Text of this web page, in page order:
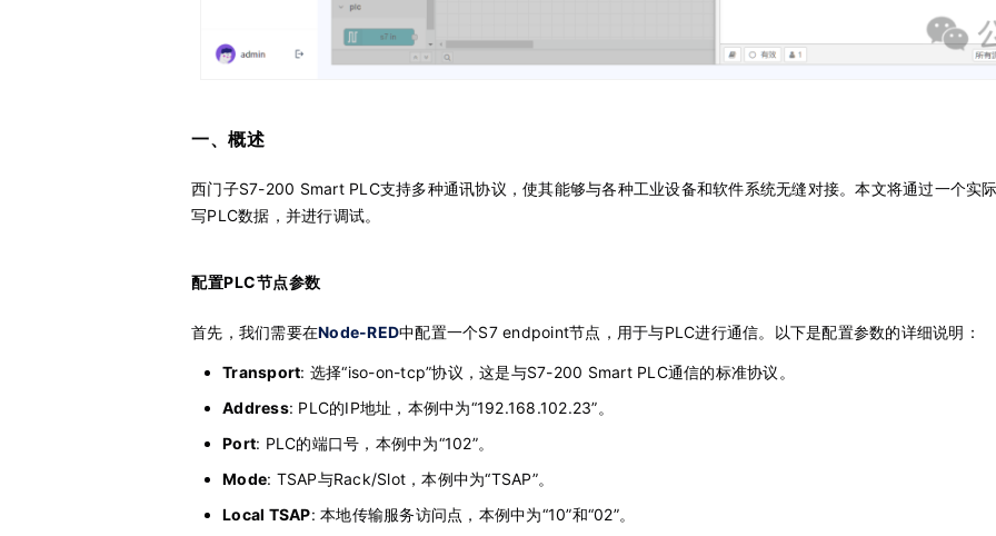
一、概述
西门子S7-200 Smart PLC支持多种通讯协议，使其能够与各种工业设备和软件系统无缝对接。本文将通过一个实
写PLC数据，并进行调试。
配置PLC节点参数
首先，我们需要在Node-RED中配置一个S7 endpoint节点，用于与PLC进行通信。以下是配置参数的详细说明：
Transport: 选择“iso-on-tcp”协议，这是与S7-200 Smart PLC通信的标准协议。
Address: PLC的IP地址，本例中为“192.168.102.23”。
Port: PLC的端口号，本例中为“102”。
Mode: TSAP与Rack/Slot，本例中为“TSAP”。
Local TSAP: 本地传输服务访问点，本例中为“10”和“02”。